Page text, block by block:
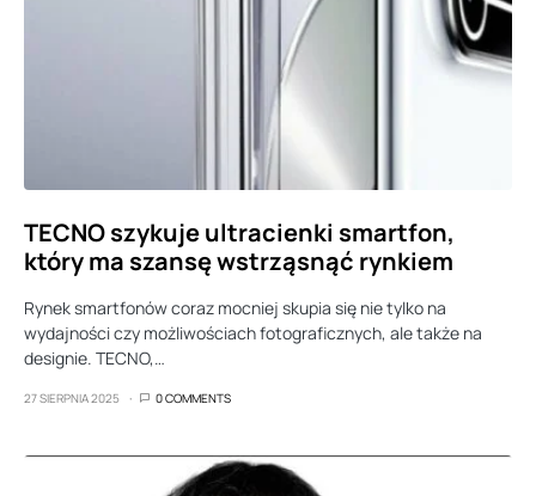
TECNO szykuje ultracienki smartfon,
który ma szansę wstrząsnąć rynkiem
Rynek smartfonów coraz mocniej skupia się nie tylko na
wydajności czy możliwościach fotograficznych, ale także na
designie. TECNO,…
27 SIERPNIA 2025 0 COMMENTS